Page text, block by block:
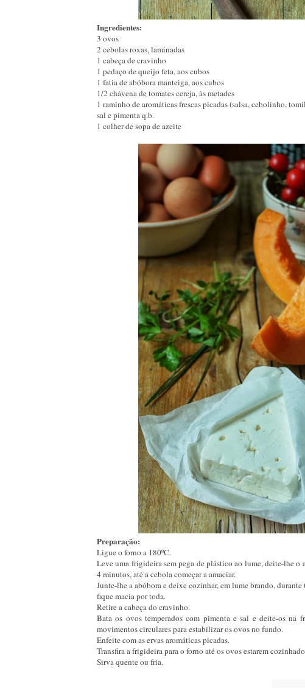
Ingredientes:
3 ovos
2 cebolas roxas, laminadas
1 cabeça de cravinho
1 pedaço de queijo feta, aos cubos
1 fatia de abóbora manteiga, aos cubos
1/2 chávena de tomates cereja, às metades
1 raminho de aromáticas frescas picadas (salsa, cebolinho,
sal e pimenta q.b.
1 colher de sopa de azeite
Preparação:
Ligue o forno a 180ºC.
Leve uma frigideira sem pega de plástico ao lume, deite-lhe o
4 minutos, até a cebola começar a amaciar.
Junte-lhe a abóbora e deixe cozinhar, em lume brando,
fique macia por toda.
Retire a cabeça do cravinho.
Bata os ovos temperados com pimenta e sal e deite-os
movimentos circulares para estabilizar os ovos no fundo.
Enfeite com as ervas aromáticas picadas.
Transfira a frigideira para o forno até os ovos estarem
Sirva quente ou fria.